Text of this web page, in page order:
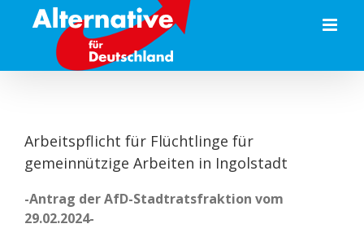
Arbeitspflicht für Flüchtlinge für
gemeinnützige Arbeiten in Ingolstadt
-Antrag der AfD-Stadtratsfraktion vom
29.02.2024-